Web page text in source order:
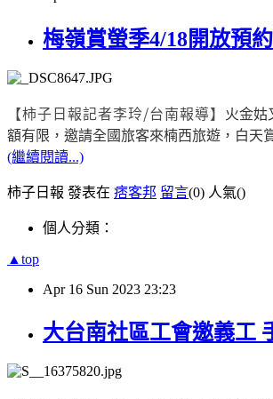
梅嶺賞螢季4/18開放預
【柿子日報記者李玲/台南報導】
火金姑
額有限，邀請全國旅客來楠西旅遊，白天
(繼續閱讀...)
柿子日報 發表在 痞客邦 留言(0) 人氣()
個人分類：
▲top
Apr 16 Sun 2023 23:23
大台南社區工會邀義工